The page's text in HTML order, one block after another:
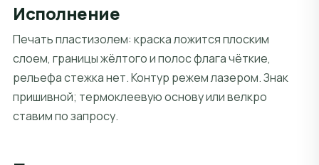
Исполнение
Печать пластизолем: краска ложится плоским
слоем, границы жёлтого и полос флага чёткие,
рельефа стежка нет. Контур режем лазером. Знак
пришивной; термоклеевую основу или велкро
ставим по запросу.